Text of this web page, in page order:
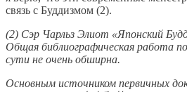
связь с Буддизмом (2).
(2) Сэр Чарльз Элиот «Японский
Общая библиографическая работа
сути не очень обширна.
Основным источником первичных